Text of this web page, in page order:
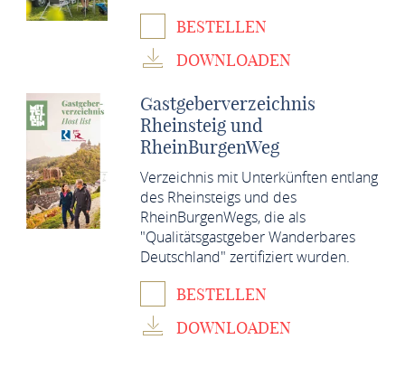
BESTELLEN
DOWNLOADEN
Gastgeberverzeichnis
Rheinsteig und
RheinBurgenWeg
Verzeichnis mit Unterkünften entlang
des Rheinsteigs und des
RheinBurgenWegs, die als
"Qualitätsgastgeber Wanderbares
Deutschland" zertifiziert wurden.
BESTELLEN
DOWNLOADEN